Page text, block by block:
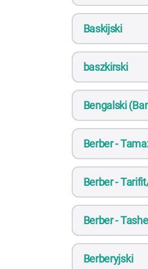
Baskijski
baszkirski
Bengalski
Berber -
Berber -
Berber -
Berberyjski